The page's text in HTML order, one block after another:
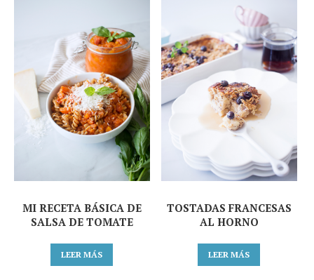
MI RECETA BÁSICA DE
SALSA DE TOMATE
LEER MÁS
TOSTADAS FRANCESAS
AL HORNO
LEER MÁS